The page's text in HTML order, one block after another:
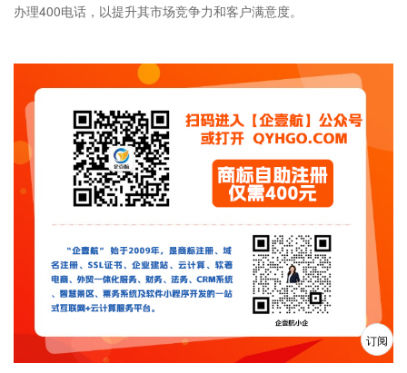
办理400电话，以提升其市场竞争力和客户满意度。
订阅